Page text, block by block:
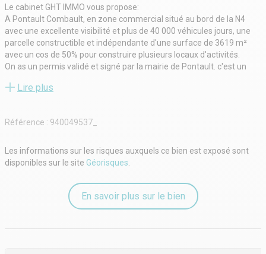
Le cabinet GHT IMMO vous propose:
A Pontault Combault, en zone commercial situé au bord de la N4
avec une excellente visibilité et plus de 40 000 véhicules jours, une
parcelle constructible et indépendante d'une surface de 3619 m²
avec un cos de 50% pour construire plusieurs locaux d'activités.
On as un permis validé et signé par la mairie de Pontault. c'est un
Rare sur le marché, affaire à saisir !!!nGHT IMMO - 01 48 93 81 23 -
Lire plus
Référence : 940049537_
Les informations sur les risques auxquels ce bien est exposé sont
disponibles sur le site Géorisques.
En savoir plus sur le bien